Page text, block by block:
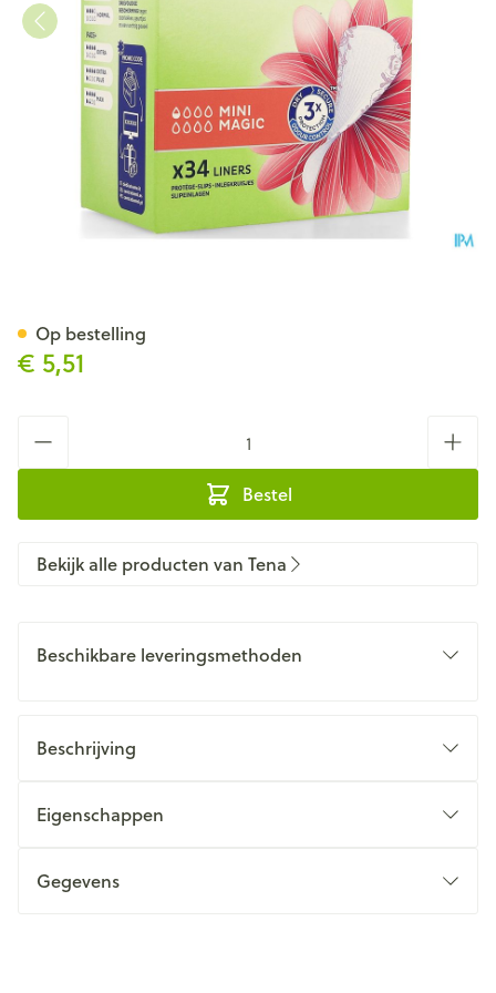
€ 5,51
Bestel
Op bestelling
Bekijk alle producten van Tena
Beschikbare leveringsmethoden
Beschrijving
Eigenschappen
Gegevens